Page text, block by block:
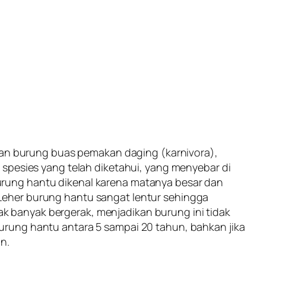
burung buas pemakan daging (karnivora),
yang telah diketahui, yang menyebar di
hantu dikenal karena matanya besar dan
burung hantu sangat lentur sehingga
banyak bergerak, menjadikan burung ini tidak
hantu antara 5 sampai 20 tahun, bahkan jika